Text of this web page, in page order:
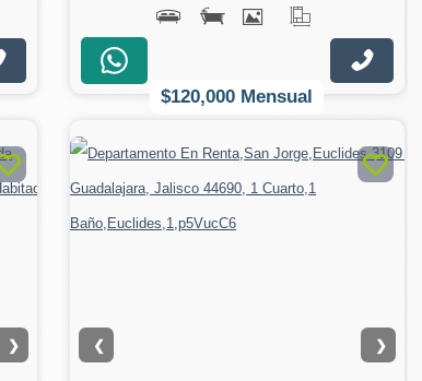
$120,000 Mensual
❯ ❮ ❯